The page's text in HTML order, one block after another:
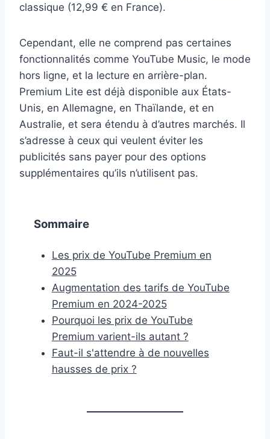
classique (12,99 € en France).
Cependant, elle ne comprend pas certaines
fonctionnalités comme YouTube Music, le mode
hors ligne, et la lecture en arrière-plan.
Premium Lite est déjà disponible aux États-
Unis, en Allemagne, en Thaïlande, et en
Australie, et sera étendu à d’autres marchés. Il
s’adresse à ceux qui veulent éviter les
publicités sans payer pour des options
supplémentaires qu’ils n’utilisent pas.
Sommaire
Les prix de YouTube Premium en
2025
Augmentation des tarifs de YouTube
Premium en 2024-2025
Pourquoi les prix de YouTube
Premium varient-ils autant ?
Faut-il s'attendre à de nouvelles
hausses de prix ?